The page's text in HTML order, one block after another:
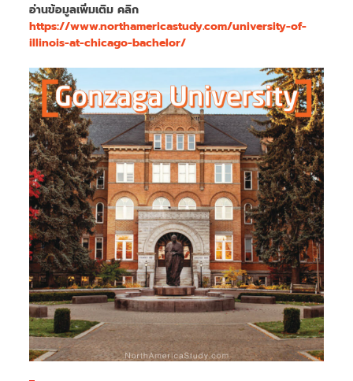
อ่านข้อมูลเพิ่มเติม คลิก
https://www.northamericastudy.com/university-of-
illinois-at-chicago-bachelor/